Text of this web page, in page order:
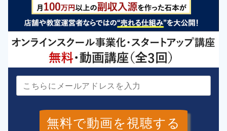
無料で動画を視聴する